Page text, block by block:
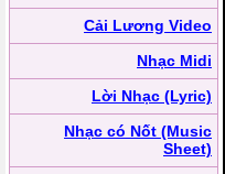
Cải Lương Video
Nhạc Midi
Lời Nhạc (Lyric)
Nhạc có Nốt (Music
Sheet)